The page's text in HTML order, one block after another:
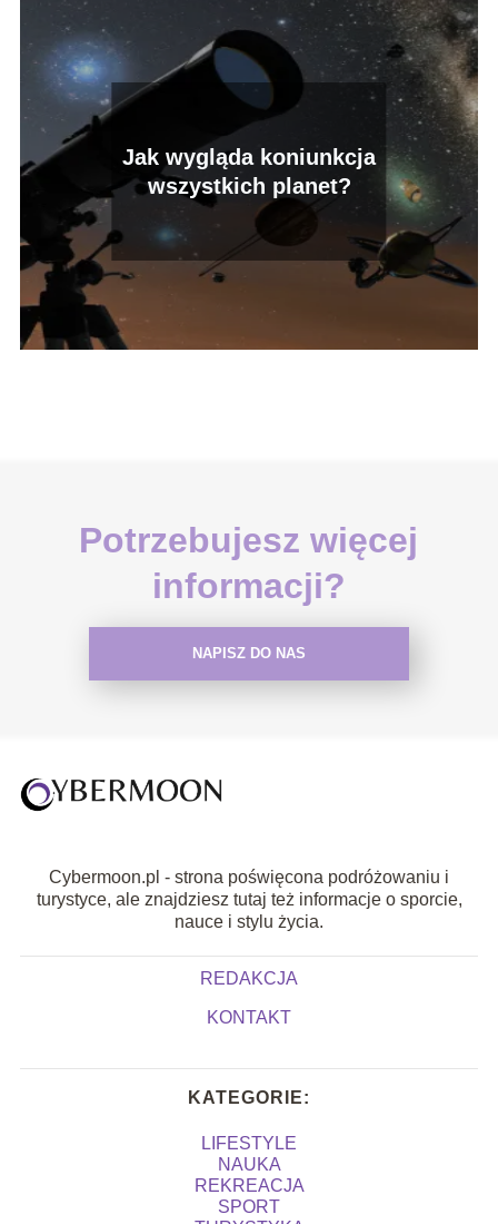
Jak wygląda koniunkcja
wszystkich planet?
Potrzebujesz więcej
informacji?
NAPISZ DO NAS
Cybermoon.pl - strona poświęcona podróżowaniu i
turystyce, ale znajdziesz tutaj też informacje o sporcie,
nauce i stylu życia.
REDAKCJA
KONTAKT
KATEGORIE:
LIFESTYLE
NAUKA
REKREACJA
SPORT